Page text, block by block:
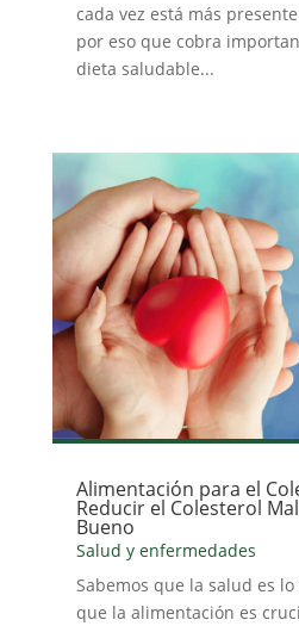
cada vez está más
por eso que cobra
dieta saludable...
Alimentación para el
Reducir el Colesterol
Bueno
Salud y enfermedades
Sabemos que la salud es
que la alimentación es